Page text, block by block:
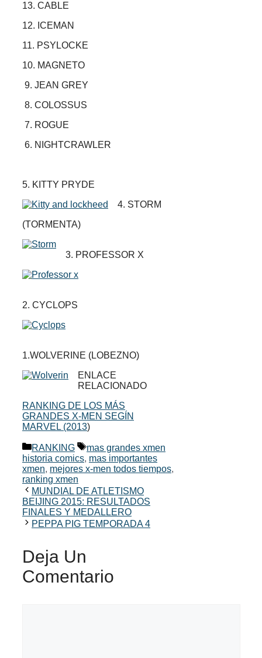
13. CABLE
12. ICEMAN
11. PSYLOCKE
10. MAGNETO
9. JEAN GREY
8. COLOSSUS
7. ROGUE
6. NIGHTCRAWLER
5. KITTY PRYDE
4. STORM
(TORMENTA)
3. PROFESSOR X
2. CYCLOPS
1.WOLVERINE (LOBEZNO)
ENLACE
RELACIONADO
RANKING DE LOS MÁS
GRANDES X-MEN SEGÍN
MARVEL (2013)
Categorías
RANKING Etiquetas
mas grandes xmen
historia comics, mas importantes
xmen, mejores x-men todos tiempos,
ranking xmen
MUNDIAL DE ATLETISMO
BEIJING 2015: RESULTADOS
FINALES Y MEDALLERO
PEPPA PIG TEMPORADA 4
Deja Un
Comentario